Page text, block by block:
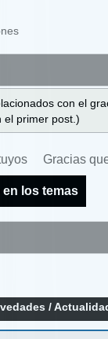
con el
el primer post.)
Gracias
los temas
/
va a interesar